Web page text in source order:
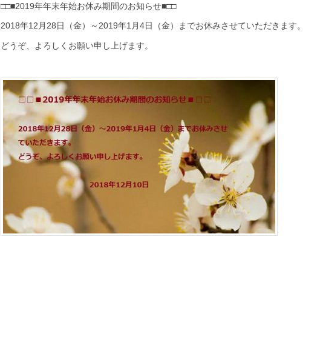
□□■2019年年末年始お休み期間のお知らせ■□□
2018年12月28日（金）～2019年1月4日（金）までお休みさせていただきます。
どうぞ、よろしくお願い申し上げます。